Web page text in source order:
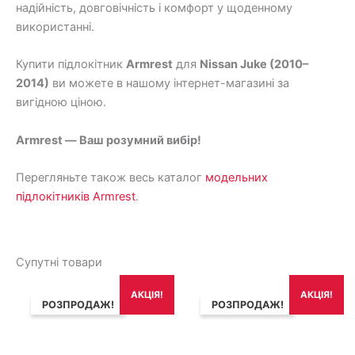
надійність, довговічність і комфорт у щоденному
використанні.
Купити підлокітник Armrest для Nissan Juke (2010–
2014) ви можете в нашому інтернет-магазині за
вигідною ціною.
Armrest — Ваш розумний вибір!
Перегляньте також весь каталог модельних
підлокітників Armrest.
Супутні товари
АКЦІЯ!
РОЗПРОДАЖ!
ціна:
1,790₴.
ціна:
1,490₴.
АКЦІЯ!
РОЗПРОДАЖ!
ціна:
1,790₴.
ціна:
1,490₴.